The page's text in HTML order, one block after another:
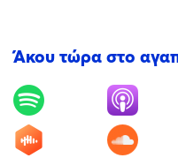
Άκου τώρα στο